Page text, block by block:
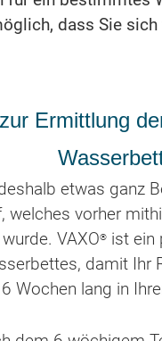
dass Sie
Ermittlung
etwas ganz
welches vorher
VAXO®ist ein
damit Ihr
Wochen lang in